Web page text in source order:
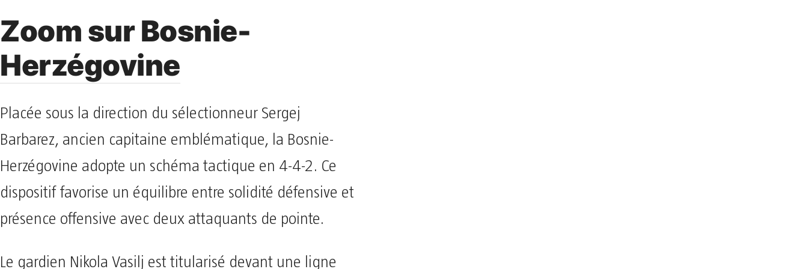
Zoom sur Bosnie-
Herzégovine
Placée sous la direction du sélectionneur Sergej
Barbarez, ancien capitaine emblématique, la Bosnie-
Herzégovine adopte un schéma tactique en 4-4-2. Ce
dispositif favorise un équilibre entre solidité défensive et
présence offensive avec deux attaquants de pointe.
Le gardien Nikola Vasilj est titularisé devant une ligne